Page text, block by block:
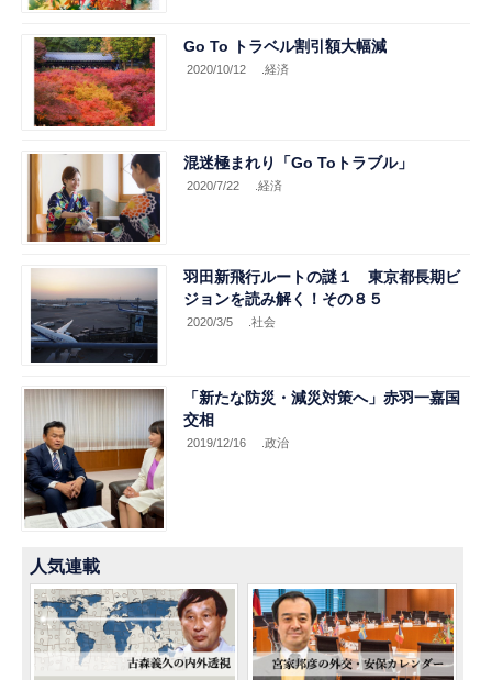
Go To トラベル割引額大幅減
2020/10/12 .経済
混迷極まれり「Go Toトラブル」
2020/7/22 .経済
羽田新飛行ルートの謎１ 東京都長期ビ
ジョンを読み解く！その８５
2020/3/5 .社会
「新たな防災・減災対策へ」赤羽一嘉国
交相
2019/12/16 .政治
人気連載